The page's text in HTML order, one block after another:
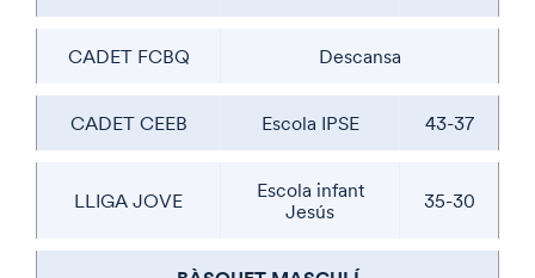
CADET FCBQ Descansa
CADET CEEB Escola IPSE 43-37
LLIGA JOVE
Escola infant
Jesús
35-30